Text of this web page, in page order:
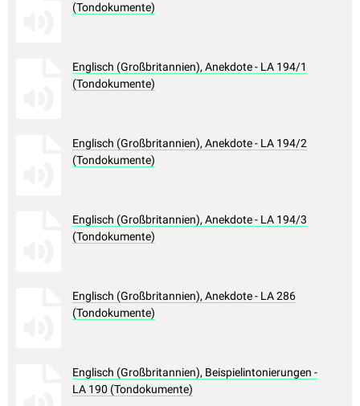
(Tondokumente)
Englisch (Großbritannien), Anekdote - LA 194/1
(Tondokumente)
Englisch (Großbritannien), Anekdote - LA 194/2
(Tondokumente)
Englisch (Großbritannien), Anekdote - LA 194/3
(Tondokumente)
Englisch (Großbritannien), Anekdote - LA 286
(Tondokumente)
Englisch (Großbritannien), Beispielintonierungen -
LA 190 (Tondokumente)